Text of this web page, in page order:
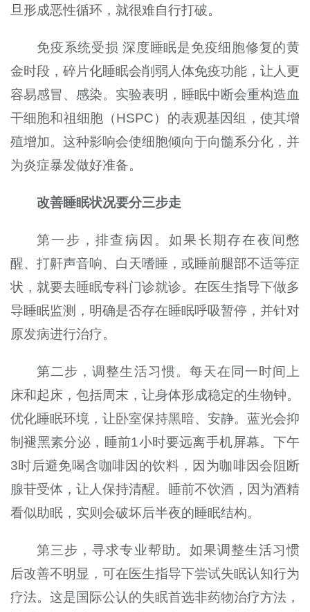
旦形成恶性循环，就很难自行打破。
免疫系统受损 深度睡眠是免疫细胞修复的黄
金时段，碎片化睡眠会削弱人体免疫功能，让人更
容易感冒、感染。实验表明，睡眠中断会重构造血
干细胞和祖细胞（HSPC）的表观基因组，使其增
殖增加。这种影响会使细胞倾向于向髓系分化，并
为炎症暴发做好准备。
改善睡眠状况要分三步走
第一步，排查病因。如果长期存在夜间憋
醒、打鼾声音响、白天嗜睡，或睡前腿部不适等症
状，就要去睡眠专科门诊就诊。在医生指导下做多
导睡眠监测，明确是否存在睡眠呼吸暂停，并针对
原发病进行治疗。
第二步，调整生活习惯。每天在同一时间上
床和起床，包括周末，让身体形成稳定的生物钟。
优化睡眠环境，让卧室保持黑暗、安静。蓝光会抑
制褪黑素分泌，睡前1小时要远离手机屏幕。下午
3时后避免喝含咖啡因的饮料，因为咖啡因会阻断
腺苷受体，让人保持清醒。睡前不饮酒，因为酒精
看似助眠，实则会破坏后半夜的睡眠结构。
第三步，寻求专业帮助。如果调整生活习惯
后改善不明显，可在医生指导下尝试失眠认知行为
疗法。这是国际公认的失眠首选非药物治疗方法，